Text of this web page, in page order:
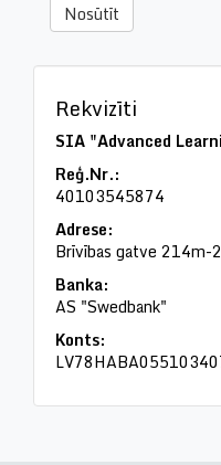
Nosūtīt
Rekvizīti
SIA "Advanced
Reģ.Nr.:
40103545874
Adrese:
Brīvības gatve 214m-2
Banka:
AS "Swedbank"
Konts: